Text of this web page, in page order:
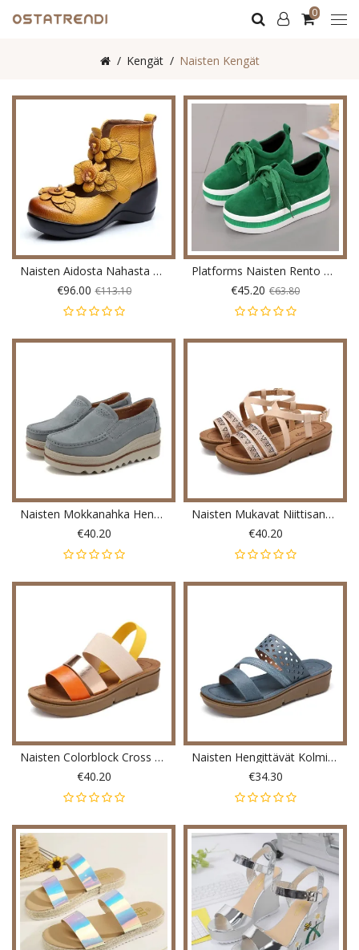
0
Kengät Naisten Kengät
Naisten Aidosta Nahasta Valmistetut Kukkakengät
€96.00 €113.10
Platforms Naisten Rento Tasakorkoiset Nauhakengät
€45.20 €63.80
Naisten Mokkanahka Hengittävä Luistaa Päälle Platforms Vapaa-Ajan Kengät
€40.20
Naisten Mukavat Niittisandaalit
€40.20
Naisten Colorblock Cross Elastiset Sandaalit
€40.20
Naisten Hengittävät Kolminkertaiset Avovarvassandaalit
€34.30